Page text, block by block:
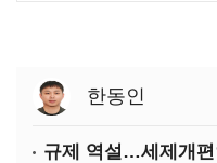
한동인
규제 역설…세제개